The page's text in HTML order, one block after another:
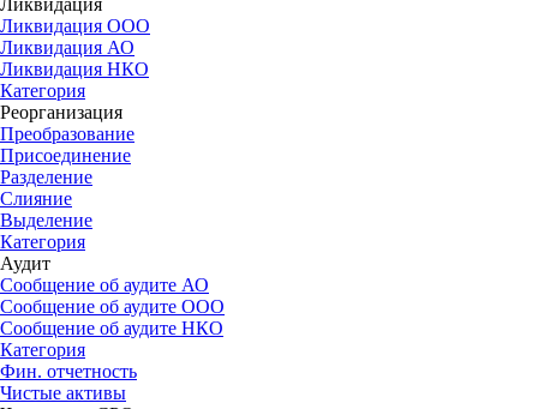
Ликвидация
Ликвидация ООО
Ликвидация АО
Ликвидация НКО
Категория
Реорганизация
Преобразование
Присоединение
Разделение
Слияние
Выделение
Категория
Аудит
Сообщение об аудите АО
Сообщение об аудите OOO
Сообщение об аудите НКО
Категория
Фин. отчетность
Чистые активы